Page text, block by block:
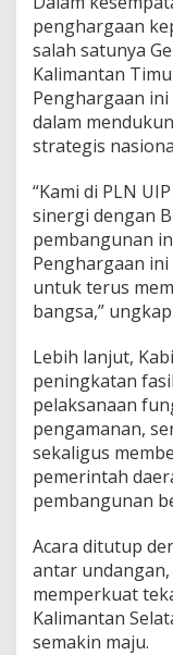
penghargaan
salah satunya
Kalimantan
Penghargaan
dalam
strategis
“Kami di PLN
sinergi dengan
pembangunan
Penghargaan
untuk terus
bangsa,”
Lebih lanjut,
peningkatan
pelaksanaan
pengamanan,
sekaligus
pemerintah
pembangunan
Acara ditutup
antar
memperkuat
Kalimantan
semakin maju.